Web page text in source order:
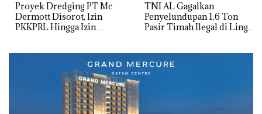
Proyek Dredging PT Mc
Dermott Disorot, Izin
PKKPRL Hingga Izin
TNI AL Gagalkan
Penyelundupan 1,6 Ton
Pasir Timah Ilegal di Lingga,
Diselundupkan ke Malaysia